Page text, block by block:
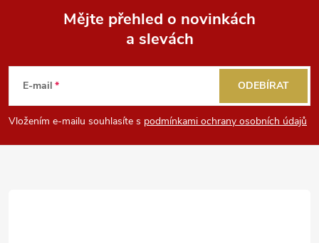
p
a
Mějte přehled o novinkách
a slevách
E-mail
Vložením e-mailu souhlasíte s podmínkami ochrany osobních údajů
ODEBÍRAT